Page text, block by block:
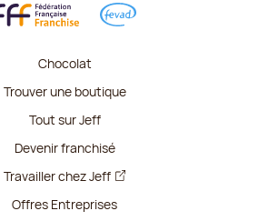
Chocolat
Trouver une boutique
Tout sur Jeff
Devenir franchisé
Travailler chez Jeff
Offres Entreprises